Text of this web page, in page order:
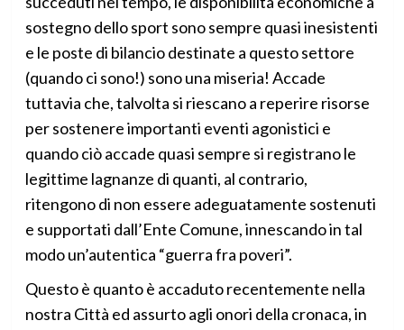
sostegno dello sport sono sempre quasi inesistenti
e le poste di bilancio destinate a questo settore
(quando ci sono!) sono una miseria! Accade
tuttavia che, talvolta si riescano a reperire risorse
per sostenere importanti eventi agonistici e
quando ciò accade quasi sempre si registrano le
legittime lagnanze di quanti, al contrario,
ritengono di non essere adeguatamente sostenuti
e supportati dall’Ente Comune, innescando in tal
modo un’autentica “guerra fra poveri”.
Questo è quanto è accaduto recentemente nella
nostra Città ed assurto agli onori della cronaca, in